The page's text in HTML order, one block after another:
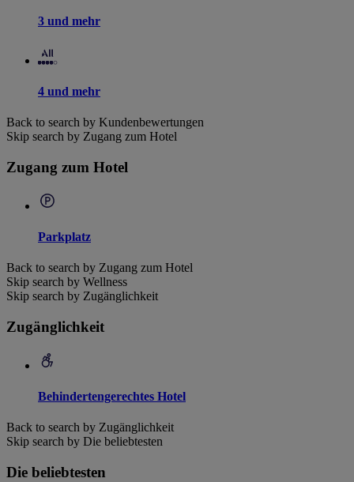
3 und mehr
4 und mehr
Back to search by Kundenbewertungen
Skip search by Zugang zum Hotel
Zugang zum Hotel
Parkplatz
Back to search by Zugang zum Hotel
Skip search by Wellness
Skip search by Zugänglichkeit
Zugänglichkeit
Behindertengerechtes Hotel
Back to search by Zugänglichkeit
Skip search by Die beliebtesten
Die beliebtesten